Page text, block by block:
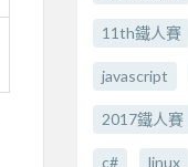
11th鐵人賽
javascript
2017鐵人賽
c# linux